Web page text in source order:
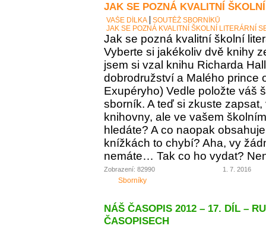
JAK SE POZNÁ KVALITNÍ
VAŠE DÍLKA
SOUTĚŽ SBORNÍKŮ
JAK SE POZNÁ KVALITNÍ ŠKOLNÍ LITERÁRNÍ
Jak se pozná kvalitní školní
Vyberte si jakékoliv dvě knihy
jsem si vzal knihu Richarda
dobrodružství a Malého prince
Exupéryho) Vedle položte váš
sborník. A teď si zkuste
knihovny, ale ve vašem
hledáte? A co naopak
knížkách to chybí? Aha, vy
nemáte… Tak co ho vydat?
Zobrazení: 82990 1. 7. 2016
Sborníky
NÁŠ ČASOPIS 2012 – 17. DÍL –
ČASOPISECH